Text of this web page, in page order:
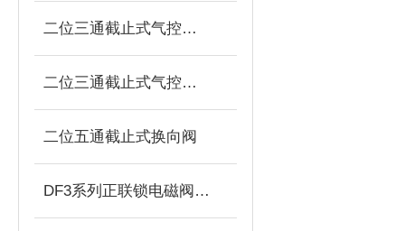
二位三通截止式气控换向阀
二位三通截止式气控换向阀(常开)
二位五通截止式换向阀
DF3系列正联锁电磁阀（压力机用）